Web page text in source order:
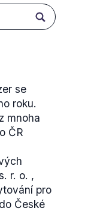
se
roku.
mnoha
ČR
r. o. ,
pro
České